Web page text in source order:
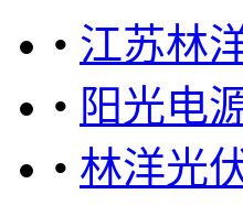
• 江苏林
• 阳光电
• 林洋光